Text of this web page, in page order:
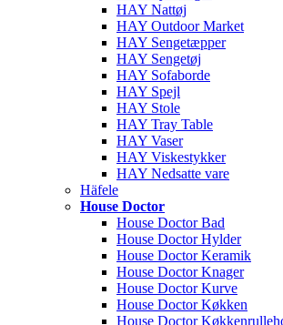
HAY Nattøj
HAY Outdoor Market
HAY Sengetæpper
HAY Sengetøj
HAY Sofaborde
HAY Spejl
HAY Stole
HAY Tray Table
HAY Vaser
HAY Viskestykker
HAY Nedsatte vare
Häfele
House Doctor
House Doctor Bad
House Doctor Hylder
House Doctor Keramik
House Doctor Knager
House Doctor Kurve
House Doctor Køkken
House Doctor